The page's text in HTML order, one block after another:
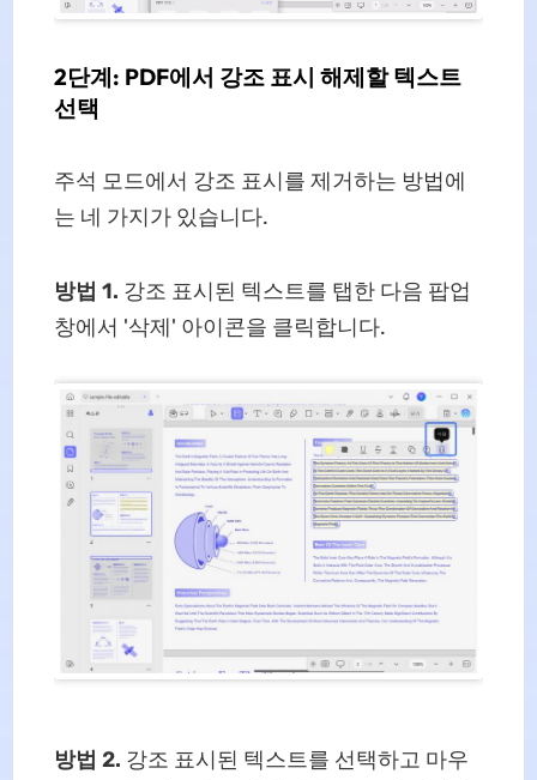
2단계: PDF에서 강조 표시 해제할 텍스트
선택
주석 모드에서 강조 표시를 제거하는 방법에
는 네 가지가 있습니다.
방법 1. 강조 표시된 텍스트를 탭한 다음 팝업
창에서 '삭제' 아이콘을 클릭합니다.
방법 2. 강조 표시된 텍스트를 선택하고 마우